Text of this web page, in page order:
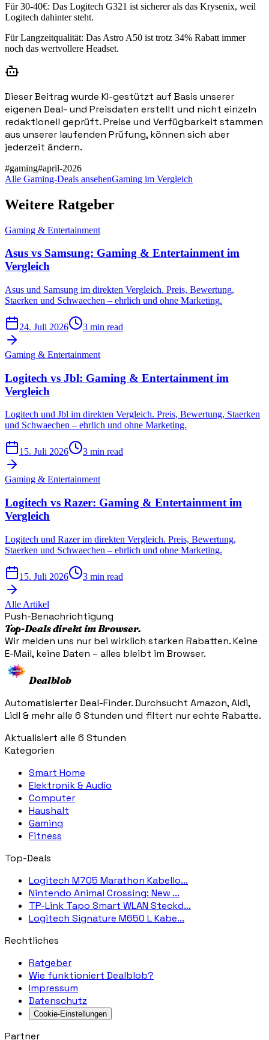
Für 30-40€: Das Logitech G321 ist sicherer als das Krysenix, weil
Logitech dahinter steht.
Für Langzeitqualität: Das Astro A50 ist trotz 34% Rabatt immer
noch das wertvollere Headset.
Dieser Beitrag wurde KI-gestützt auf Basis unserer
eigenen Deal- und Preisdaten erstellt und nicht einzeln
redaktionell geprüft. Preise und Verfügbarkeit stammen
aus unserer laufenden Prüfung, können sich aber
jederzeit ändern.
#gaming#april-2026
Alle Gaming-Deals ansehenGaming im Vergleich
Weitere Ratgeber
Gaming & Entertainment
Asus vs Samsung: Gaming & Entertainment im
Vergleich
Asus und Samsung im direkten Vergleich. Preis, Bewertung,
Staerken und Schwaechen – ehrlich und ohne Marketing.
24. Juli 2026 3 min read
Gaming & Entertainment
Logitech vs Jbl: Gaming & Entertainment im
Vergleich
Logitech und Jbl im direkten Vergleich. Preis, Bewertung, Staerken
und Schwaechen – ehrlich und ohne Marketing.
15. Juli 2026 3 min read
Gaming & Entertainment
Logitech vs Razer: Gaming & Entertainment im
Vergleich
Logitech und Razer im direkten Vergleich. Preis, Bewertung,
Staerken und Schwaechen – ehrlich und ohne Marketing.
15. Juli 2026 3 min read
Alle Artikel
Push-Benachrichtigung
Top-Deals direkt im Browser.
Wir melden uns nur bei wirklich starken Rabatten. Keine
E-Mail, keine Daten – alles bleibt im Browser.
Dealblob
Automatisierter Deal-Finder. Durchsucht Amazon, Aldi,
Lidl & mehr alle 6 Stunden und filtert nur echte Rabatte.
Aktualisiert alle 6 Stunden
Kategorien
Smart Home
Elektronik & Audio
Computer
Haushalt
Gaming
Fitness
Top-Deals
Logitech M705 Marathon Kabello...
Nintendo Animal Crossing: New ...
TP-Link Tapo Smart WLAN Steckd...
Logitech Signature M650 L Kabe...
Rechtliches
Ratgeber
Wie funktioniert Dealblob?
Impressum
Datenschutz
Cookie-Einstellungen
Partner